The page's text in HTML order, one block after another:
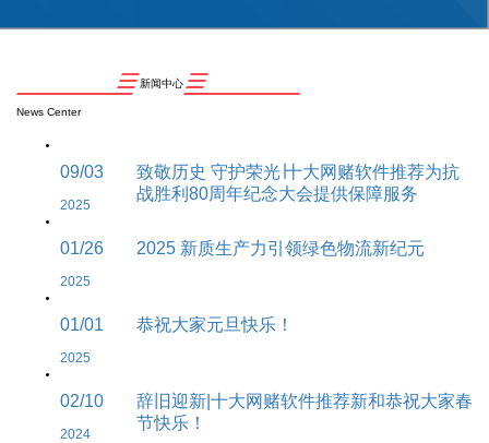
新闻中心
News Center
09/03
2025
致敬历史 守护荣光∣十大网赌软件推荐为抗
战胜利80周年纪念大会提供保障服务
01/26
2025
2025 新质生产力引领绿色物流新纪元
01/01
2025
恭祝大家元旦快乐！
02/10
2024
辞旧迎新|十大网赌软件推荐新和恭祝大家春
节快乐！